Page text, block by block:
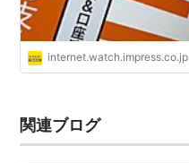
internet.watch.impress.co.jp
関連ブログ